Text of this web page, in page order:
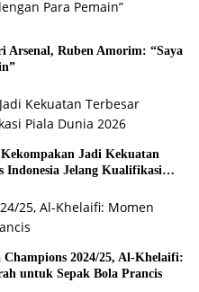
Arsenal, Ruben Amorim: “Saya
Kekompakan Jadi Kekuatan
Indonesia Jelang Kualifikasi
Champions 2024/25, Al-Khelaifi:
untuk Sepak Bola Prancis